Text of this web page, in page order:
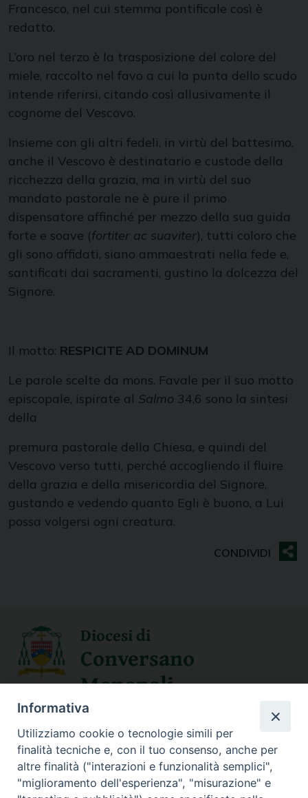
Francesco, nel cui stemma pontificale così è
redatto.
L’oro nel terzo è la trasposizione del colore del
miele, raccolto nel favo a cui la punta dello scudo
intende riferirsi, citando così allusivamente il
cognome del Vescovo.
Insieme con gli altri fedeli, in virtù del battesimo,
anche il Vescovo è destinatario e custode della
ricchezza della grazia, ma in virtù del suo
mandato pastorale ne è pure il primo
dispensatore affinché per mezzo della sua guida
forte e soave (fortiter ac suaviter), tutti coloro che
gli sono affidati, siano ammaestrati nella fede e,
santificati dai sacramenti, gustino la dolcezza del
Signore.
Il motto: RESPICITE AD DOMINUM
Le parole scelte da mons. Favale per il suo motto
episcopale, ispirate al Salmo 34,6 sono la sintesi
della
premura pastorale della Chiesa, e quindi del
Vescovo verso tutti, perché accogliendo il fluire
della grazia e della misericordia del Signore,
gustando e vedendo quanto Egli è buono, a Lui
possa volgersi ogni creatura.
Diocesi di
Conversano
Monopoli
SEGUICI SU
Informativa
Utilizziamo cookie o tecnologie simili per
finalità tecniche e, con il tuo consenso, anche per
altre finalità ("interazioni e funzionalità semplici",
"miglioramento dell'esperienza", "misurazione" e